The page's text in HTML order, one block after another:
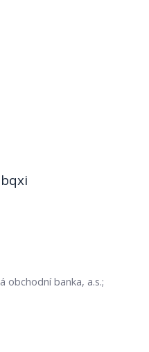
obchodní banka, a.s.;